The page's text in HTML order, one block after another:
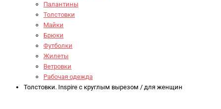
Палантины
Толстовки
Майки
Брюки
Футболки
Жилеты
Ветровки
Рабочая одежда
Толстовки. Inspire с круглым вырезом / для женщин